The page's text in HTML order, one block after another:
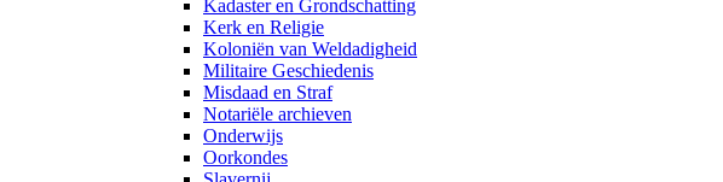
Kadaster en Grondschatting
Kerk en Religie
Koloniën van Weldadigheid
Militaire Geschiedenis
Misdaad en Straf
Notariële archieven
Onderwijs
Oorkondes